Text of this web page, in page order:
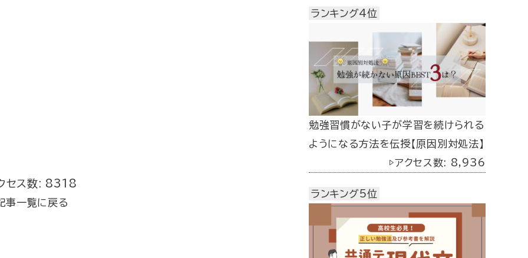
セス数: 8318
事一覧に戻る
ランキング4位
勉強習慣がない子が学習を続けられる
ようになる方法を伝授【原因別対処法】
▷アクセス数: 8,936
ランキング5位